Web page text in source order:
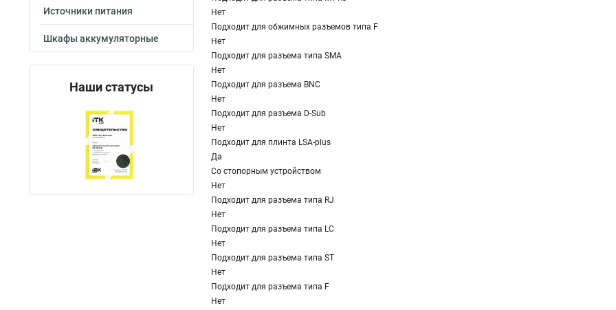
Источники питания
Шкафы аккумуляторные
Наши статусы
Нет
Подходит для обжимных разъемов типа F
Нет
Подходит для разъема типа SMA
Нет
Подходит для разъема BNC
Нет
Подходит для разъема D-Sub
Нет
Подходит для плинта LSA-plus
Да
Со стопорным устройством
Нет
Подходит для разъема типа RJ
Нет
Подходит для разъема типа LC
Нет
Подходит для разъема типа ST
Нет
Подходит для разъема типа F
Нет